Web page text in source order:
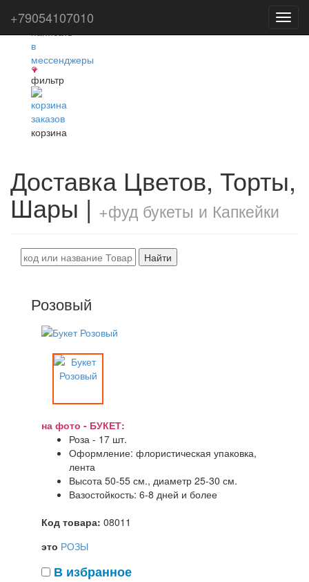
фильтр
корзина
Доставка Цветов, Торты,
Шары | +фуд букеты и Капкейки
Найти
Розовый
на фото - БУКЕТ:
Роза - 17 шт.
Оформление: флористическая упаковка,
лента
Высота 50-55 см., диаметр 25-30 см.
Вазостойкость: 6-8 дней и более
Код товара: 08011
это РОЗЫ
В избранное
+79054107010